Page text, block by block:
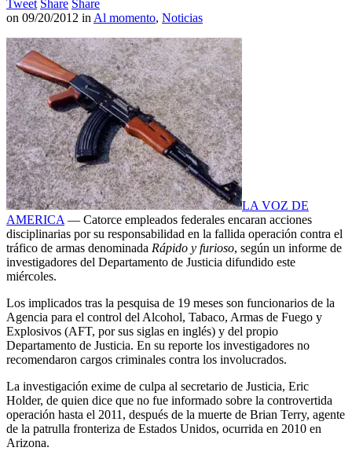
Tweet Share Share
on 09/20/2012 in Al momento, Noticias
LA VOZ DE
AMERICA — Catorce empleados federales encaran acciones
disciplinarias por su responsabilidad en la fallida operación contra el
tráfico de armas denominada Rápido y furioso, según un informe de
investigadores del Departamento de Justicia difundido este
miércoles.
Los implicados tras la pesquisa de 19 meses son funcionarios de la
Agencia para el control del Alcohol, Tabaco, Armas de Fuego y
Explosivos (AFT, por sus siglas en inglés) y del propio
Departamento de Justicia. En su reporte los investigadores no
recomendaron cargos criminales contra los involucrados.
La investigación exime de culpa al secretario de Justicia, Eric
Holder, de quien dice que no fue informado sobre la controvertida
operación hasta el 2011, después de la muerte de Brian Terry, agente
de la patrulla fronteriza de Estados Unidos, ocurrida en 2010 en
Arizona.